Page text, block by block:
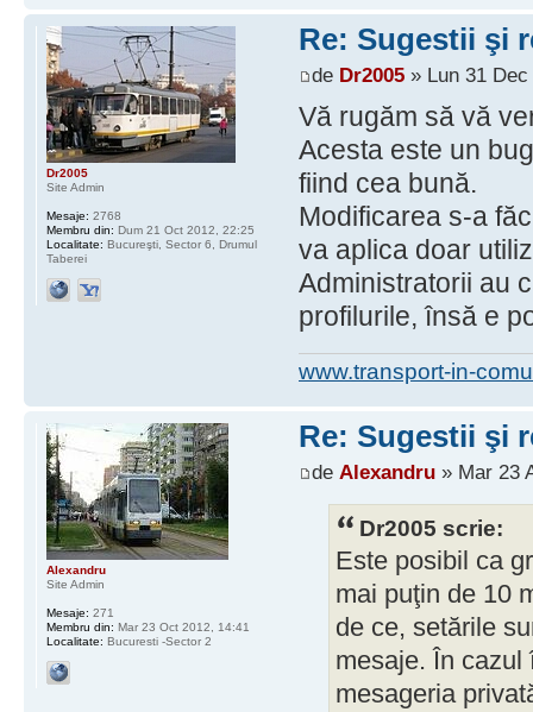
Re: Sugestii şi
de Dr2005» Lun 31 Dec
Vă rugăm să vă
Acesta este un
fiind cea bună.
Modificarea s-a
va aplica doar
Administratorii au
profilurile, însă e
www.transport-in-
Dr2005
Site Admin
Mesaje: 2768
Membru din: Dum 21 Oct 2012, 22:25
Localitate: Bucureşti, Sector 6, Drumul
Taberei
Re: Sugestii şi
de Alexandru» Mar 23
Dr2005 scrie:
Este posibil ca
mai puţin de 10
de ce, setările
mesaje. În cazul
mesageria
Alexandru
Site Admin
Mesaje: 271
Membru din: Mar 23 Oct 2012, 14:41
Localitate: Bucuresti -Sector 2